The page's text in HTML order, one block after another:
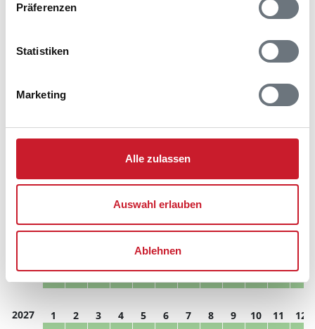
Präferenzen
Statistiken
Marketing
Alle zulassen
Auswahl erlauben
Ablehnen
Bitte beachten Sie, dass sich bei Änderungen des
Hausbeschreibung und/oder der Ausstattung ergeben
können.
frei belegt gewählter Zeitraum
S
S M D M D F S S M D
M
F S S M
D
F S S M D M D F S S
M
D F
2027 1 2 3 4 5 6 7 8 9 10 11
12